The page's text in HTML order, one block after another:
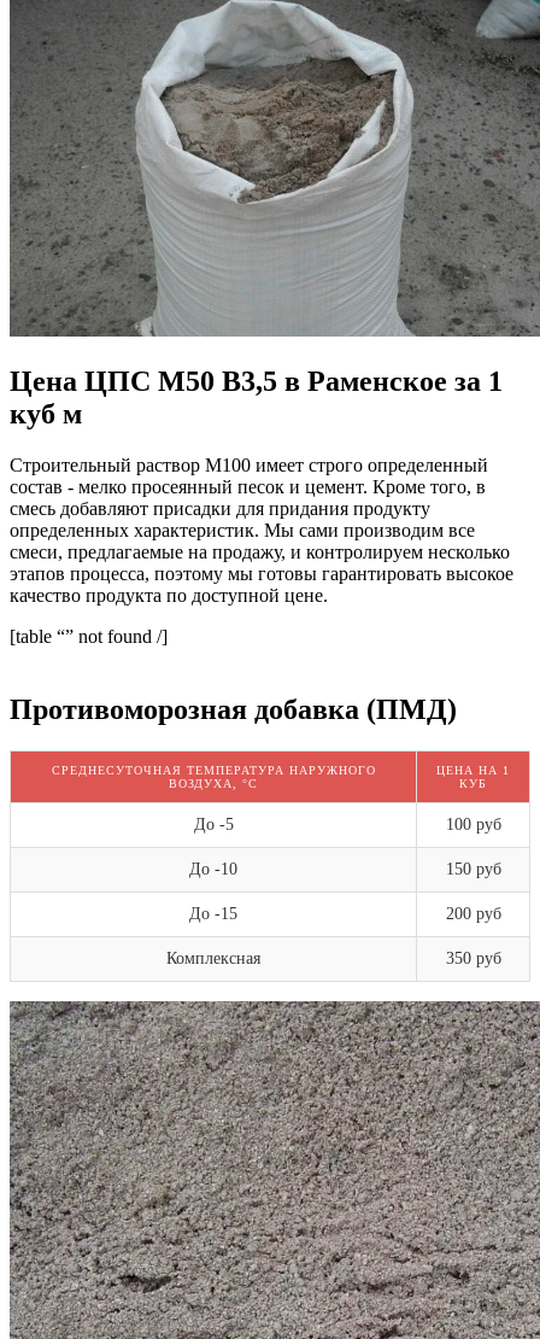
Цена ЦПС М50 В3,5 в Раменское за 1
куб м
Строительный раствор М100 имеет строго определенный
состав - мелко просеянный песок и цемент. Кроме того, в
смесь добавляют присадки для придания продукту
определенных характеристик. Мы сами производим все
смеси, предлагаемые на продажу, и контролируем несколько
этапов процесса, поэтому мы готовы гарантировать высокое
качество продукта по доступной цене.
[table “” not found /]
Противоморозная добавка (ПМД)
СРЕДНЕСУТОЧНАЯ ТЕМПЕРАТУРА НАРУЖНОГО
ВОЗДУХА, °C
ЦЕНА НА 1
КУБ
До -5 100 руб
До -10 150 руб
До -15 200 руб
Комплексная 350 руб